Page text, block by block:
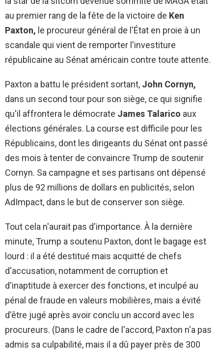
au premier rang de la fête de la victoire de Ken
Paxton, le procureur général de l'État en proie à un
scandale qui vient de remporter l'investiture
républicaine au Sénat américain contre toute attente.
Paxton a battu le président sortant, John Cornyn,
dans un second tour pour son siège, ce qui signifie
qu'il affrontera le démocrate James Talarico aux
élections générales. La course est difficile pour les
Républicains, dont les dirigeants du Sénat ont passé
des mois à tenter de convaincre Trump de soutenir
Cornyn. Sa campagne et ses partisans ont dépensé
plus de 92 millions de dollars en publicités, selon
AdImpact, dans le but de conserver son siège.
Tout cela n'aurait pas d'importance. À la dernière
minute, Trump a soutenu Paxton, dont le bagage est
lourd : il a été destitué mais acquitté de chefs
d'accusation, notamment de corruption et
d'inaptitude à exercer des fonctions, et inculpé au
pénal de fraude en valeurs mobilières, mais a évité
d'être jugé après avoir conclu un accord avec les
procureurs. (Dans le cadre de l'accord, Paxton n'a pas
admis sa culpabilité, mais il a dû payer près de 300